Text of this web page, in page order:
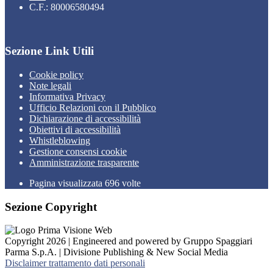
C.F.: 80006580494
Sezione Link Utili
Cookie policy
Note legali
Informativa Privacy
Ufficio Relazioni con il Pubblico
Dichiarazione di accessibilità
Obiettivi di accessibilità
Whistleblowing
Gestione consensi cookie
Amministrazione trasparente
Pagina visualizzata 696 volte
Sezione Copyright
Copyright 2026 | Engineered and powered by Gruppo Spaggiari
Parma S.p.A. | Divisione Publishing & New Social Media
Disclaimer trattamento dati personali